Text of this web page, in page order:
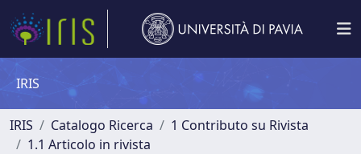
IRIS
IRIS Catalogo Ricerca
1 Contributo su Rivista
1.1 Articolo in rivista